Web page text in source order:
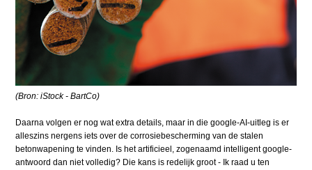
(Bron: iStock - BartCo)
Daarna volgen er nog wat extra details, maar in die google-AI-uitleg is er
alleszins nergens iets over de corrosiebescherming van de stalen
betonwapening te vinden. Is het artificieel, zogenaamd intelligent google-
antwoord dan niet volledig? Die kans is redelijk groot - Ik raad u ten